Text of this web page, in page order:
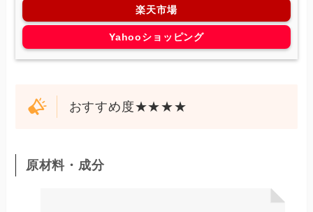
楽天市場
Yahooショッピング
おすすめ度★★★★
原材料・成分